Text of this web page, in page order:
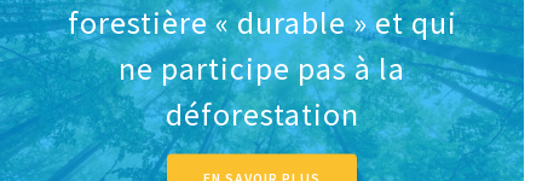
forestière « durable » et qui
ne participe pas à la
déforestation
EN SAVOIR PLUS